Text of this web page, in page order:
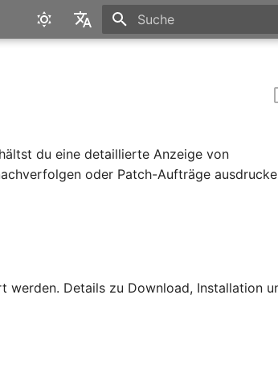
du eine detaillierte Anzeige von
oder Patch-Aufträge
werden. Details zu Download, Installation